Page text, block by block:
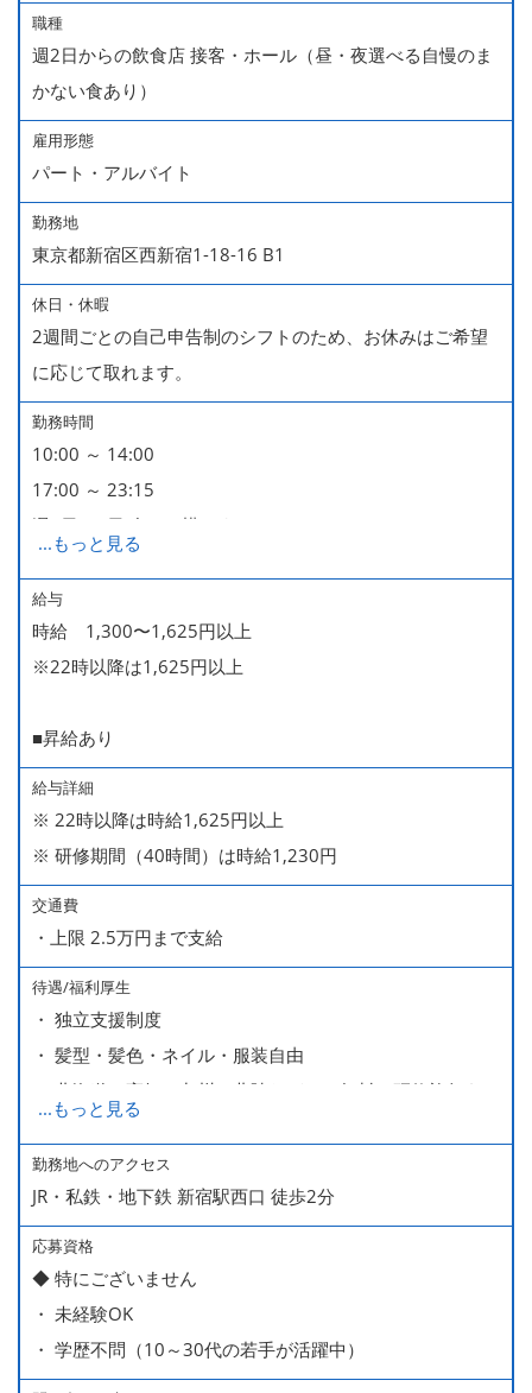
職種
週2日からの飲食店 接客・ホール（昼・夜選べる自慢のま
かない食あり）
雇用形態
パート・アルバイト
勤務地
東京都新宿区西新宿1-18-16 B1
休日・休暇
2週間ごとの自己申告制のシフトのため、お休みはご希望
に応じて取れます。
勤務時間
10:00 ～ 14:00
17:00 ～ 23:15
週2日・1日4h～で構いません。
■時短勤務制度あり
...もっと見る
給与
時給 1,300〜1,625円以上
※22時以降は1,625円以上
■昇給あり
給与詳細
※ 22時以降は時給1,625円以上
※ 研修期間（40時間）は時給1,230円
交通費
・上限 2.5万円まで支給
待遇/福利厚生
・ 独立支援制度
・ 髪型・髪色・ネイル・服装自由
・ 北海道や高知、九州、北陸などへの無料の研修旅行あり
ます
・ 無料の美味しい まかない食 あり
...もっと見る
勤務地へのアクセス
JR・私鉄・地下鉄 新宿駅西口 徒歩2分
応募資格
◆ 特にございません
・ 未経験OK
・ 学歴不問（10～30代の若手が活躍中）